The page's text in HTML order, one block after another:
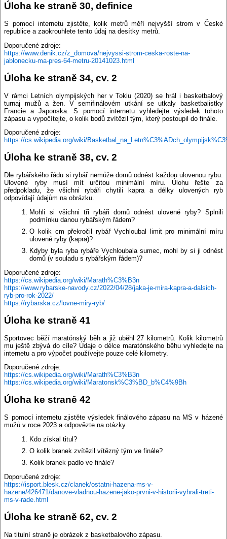
Úloha ke straně 30, definice
S pomocí internetu zjistěte, kolik metrů měří nejvyšší strom v České
republice a zaokrouhlete tento údaj na desítky metrů.
Doporučené zdroje:
https://www.denik.cz/z_domova/nejvyssi-strom-ceska-roste-na-
jablonecku-ma-pres-64-metru-20141023.html
Úloha ke straně 34, cv. 2
V rámci Letních olympijských her v Tokiu (2020) se hrál i basketbalový
turnaj mužů a žen. V semifinálovém utkání se utkaly basketbalistky
Francie a Japonska. S pomocí internetu vyhledejte výsledek tohoto
zápasu a vypočítejte, o kolik bodů zvítězil tým, který postoupil do finále.
Doporučené zdroje:
https://cs.wikipedia.org/wiki/
Úloha ke straně 38, cv. 2
Dle rybářského řádu si rybář nemůže domů odnést každou ulovenou rybu.
Ulovené ryby musí mít určitou minimální míru. Úlohu řešte za
předpokladu, že všichni rybáři chytili kapra a délky ulovených ryb
odpovídají údajům na obrázku.
Mohli si všichni tři rybáři domů odnést ulovené ryby? Splnili
podmínku danou rybářským řádem?
O kolik cm překročil rybář Vychloubal limit pro minimální míru
ulovené ryby (kapra)?
Kdyby byla ryba rybáře Vychloubala sumec, mohl by si ji odnést
domů (v souladu s rybářským řádem)?
Doporučené zdroje:
https://cs.wikipedia.org/wiki/Marath%C3%B3n
https://www.rybarske-navody.cz/2022/04/28/jaka-je-mira-kapra-a-dalsich-
ryb-pro-rok-2022/
https://rybarska.cz/lovne-miry-ryb/
Úloha ke straně 41
Sportovec běží maratónský běh a již uběhl 27 kilometrů. Kolik kilometrů
mu ještě zbývá do cíle? Údaje o délce maratónského běhu vyhledejte na
internetu a pro výpočet používejte pouze celé kilometry.
Doporučené zdroje:
https://cs.wikipedia.org/wiki/Marath%C3%B3n
https://cs.wikipedia.org/wiki/Maratonsk%C3%BD_b%C4%9Bh
Úloha ke straně 42
S pomocí internetu zjistěte výsledek finálového zápasu na MS v házené
mužů v roce 2023 a odpovězte na otázky.
Kdo získal titul?
O kolik branek zvítězil vítězný tým ve finále?
Kolik branek padlo ve finále?
Doporučené zdroje:
https://isport.blesk.cz/clanek/ostatni-hazena-ms-v-
hazene/426471/danove-vladnou-hazene-jako-prvni-v-historii-vyhrali-treti-
ms-v-rade.html
Úloha ke straně 62, cv. 2
Na titulní straně je obrázek z basketbalového zápasu.